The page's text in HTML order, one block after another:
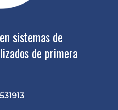
sistemas de
de primera